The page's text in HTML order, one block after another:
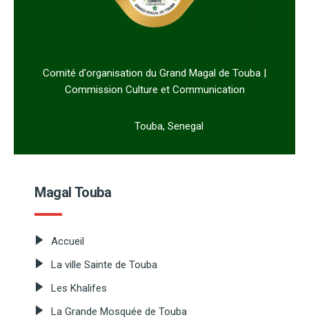
Comité d'organisation du Grand Magal de Touba |
Commission Culture et Communication
Touba, Senegal
Magal Touba
Accueil
La ville Sainte de Touba
Les Khalifes
La Grande Mosquée de Touba